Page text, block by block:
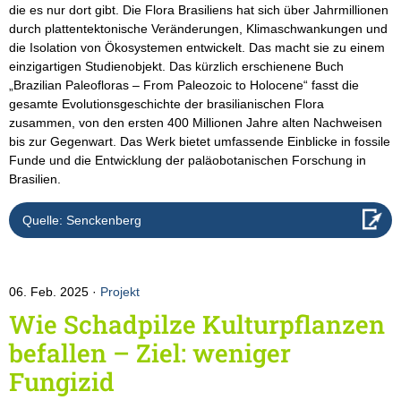
die es nur dort gibt. Die Flora Brasiliens hat sich über Jahrmillionen
durch plattentektonische Veränderungen, Klimaschwankungen und
die Isolation von Ökosystemen entwickelt. Das macht sie zu einem
einzigartigen Studienobjekt. Das kürzlich erschienene Buch
„Brazilian Paleofloras – From Paleozoic to Holocene“ fasst die
gesamte Evolutionsgeschichte der brasilianischen Flora
zusammen, von den ersten 400 Millionen Jahre alten Nachweisen
bis zur Gegenwart. Das Werk bietet umfassende Einblicke in fossile
Funde und die Entwicklung der paläobotanischen Forschung in
Brasilien.
Quelle: Senckenberg
06. Feb. 2025 Projekt
Wie Schadpilze Kulturpflanzen
befallen – Ziel: weniger
Fungizid